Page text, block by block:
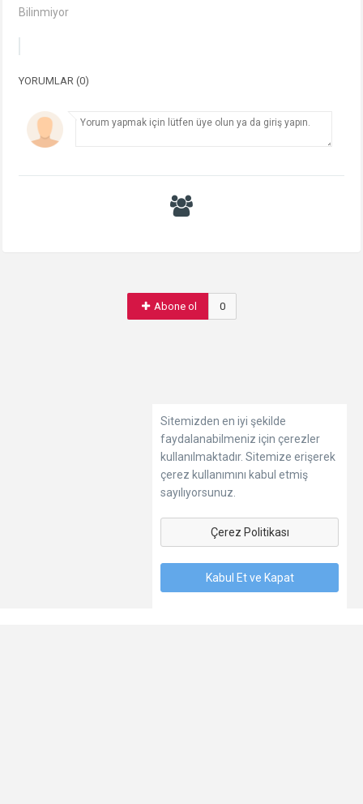
Bilinmiyor
YORUMLAR (0)
Abone ol 0
Sitemizden en iyi şekilde
faydalanabilmeniz için çerezler
kullanılmaktadır. Sitemize erişerek
çerez kullanımını kabul etmiş
sayılıyorsunuz.
Çerez Politikası
Kabul Et ve Kapat